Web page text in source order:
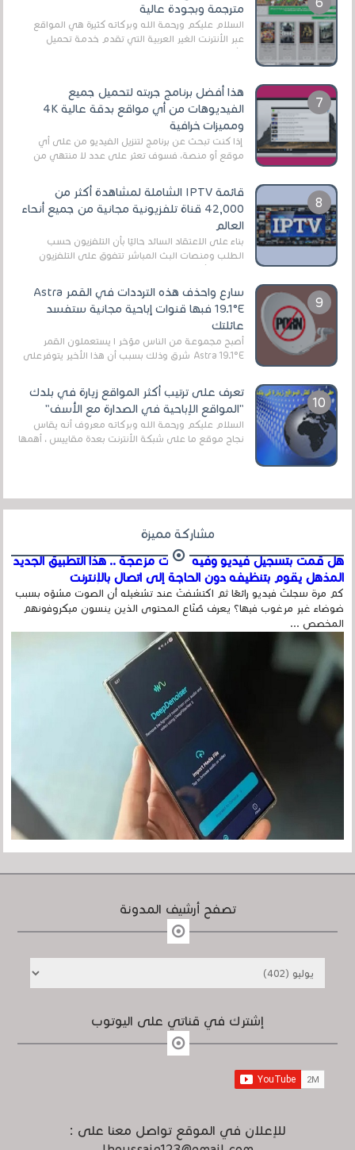
مترجمة وبجودة عالية
السلام عليكم ورحمة الله وبركاته كثيرة هي المواقع
عبر الأنترنت الغير العربية التي تقدم خدمة تحميل
الأفلام على التورنت ، ومعظم هذه المواقع ل...
هذا أفضل برنامج جربته لتحميل جميع
الفيديوهات من أي مواقع بدقة عالية 4K
ومميزات خرافية
إذا كنت تبحث عن برنامج لتنزيل الفيديو من على أي
موقع أو منصة، فسوف تعثر على عدد لا منتهي من
قائمة IPTV الشاملة لمشاهدة أكثر من
42,000 قناة تلفزيونية مجانية من جميع أنحاء
العالم
بناءً على الاعتقاد السائد حاليًا بأن التلفزيون حسب
الطلب ومنصات البث المباشر تتفوق على التلفزيون
الرقمي الأرضي التقليدي، يُعدّ IPTV-org خيار...
سارع واحذف هذه الترددات في القمر Astra
19.1°E فبها قنوات إباحية مجانية ستفسد
عائلتك
أصبح مجموعة من الناس مؤخر ا يستعملون القمر
Astra 19.1°E شرق وذلك بسبب أن هذا الأخير يتوفرعلى
تعرف على ترتيب أكثر المواقع زيارة في بلدك
"المواقع الإباحية في الصدارة مع الأسف"
السلام عليكم ورحمة الله وبركاته معروف أنه يقاس
نجاح موقع ما على شبكة الأنترنت بعدة مقاييس ، أهمها
مشاركة مميزة
هل قمت بتسجيل فيديو وفيه أصوت مزعجة .. هذا التطبيق الجديد
المذهل يقوم بتنظيفه دون الحاجة إلى اتصال بالإنترنت
كم مرة سجلتَ فيديو رائعًا ثم اكتشفتَ عند تشغيله أن الصوت مشوّه بسبب
ضوضاء غير مرغوب فيها؟ يعرف صُنّاع المحتوى الذين ينسون ميكروفونهم
المخصص ...
تصفح أرشيف المدونة
إشترك في قناتي على اليوتوب
للإعلان في الموقع تواصل معنا على :